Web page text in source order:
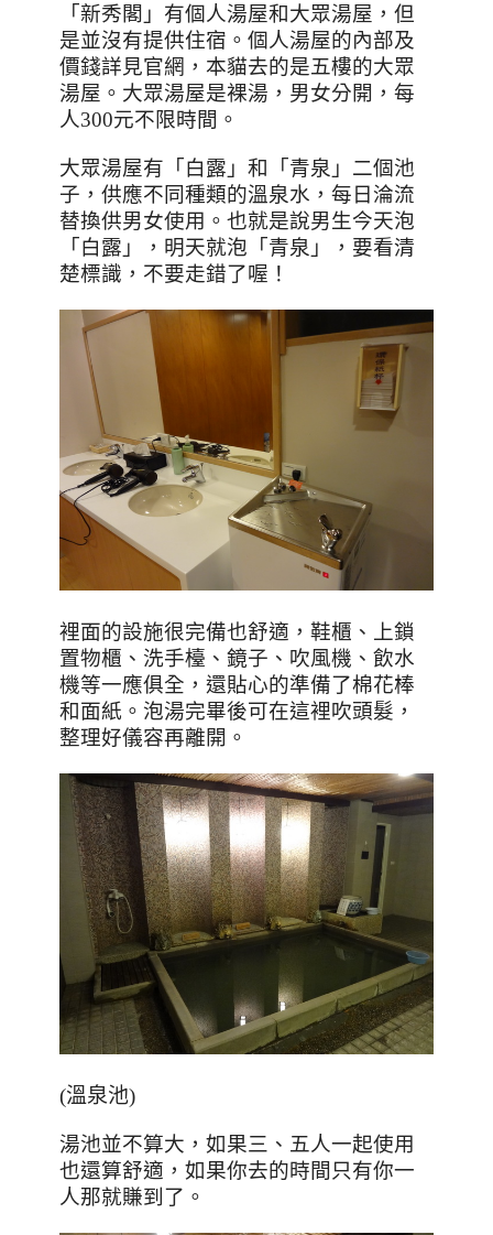
「新秀閣」有個人湯屋和大眾湯屋，但
是並沒有提供住宿。個人湯屋的內部及
價錢詳見官網，本貓去的是五樓的大眾
湯屋。大眾湯屋是裸湯，男女分開，每
人300元不限時間。
大眾湯屋有「白露」和「青泉」二個池
子，供應不同種類的溫泉水，每日淪流
替換供男女使用。也就是說男生今天泡
「白露」，明天就泡「青泉」，要看清
楚標識，不要走錯了喔！
裡面的設施很完備也舒適，鞋櫃、上鎖
置物櫃、洗手檯、鏡子、吹風機、飲水
機等一應俱全，還貼心的準備了棉花棒
和面紙。 泡湯完畢後可在這裡吹頭髮，
整理好儀容再離開。
(溫泉池)
湯池並不算大，如果三、五人一起使用
也還算舒適，如果你去的時間只有你一
人那就賺到了。